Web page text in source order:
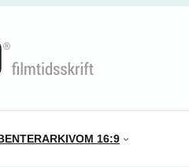
ARKIVOM 16:9